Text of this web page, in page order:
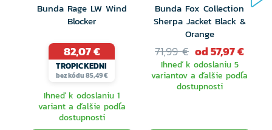
Bunda Rage LW Wind
Blocker
82,07 €
TROPICKEDNI
bez kódu 85,49 €
Ihneď k odoslaniu 1
variant a ďalšie podľa
dostupnosti
Bunda Fox Collection
Sherpa Jacket Black &
Orange
71,99 € od 57,97 €
Ihneď k odoslaniu 5
variantov a ďalšie podľa
dostupnosti